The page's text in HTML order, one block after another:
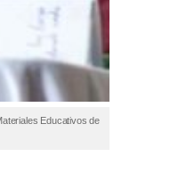
Educativos de